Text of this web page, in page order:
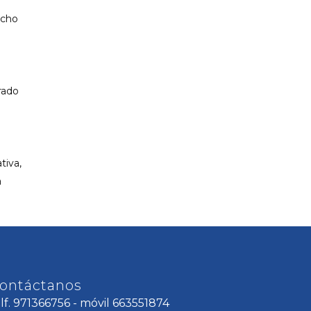
971366756 - móvil 663551874